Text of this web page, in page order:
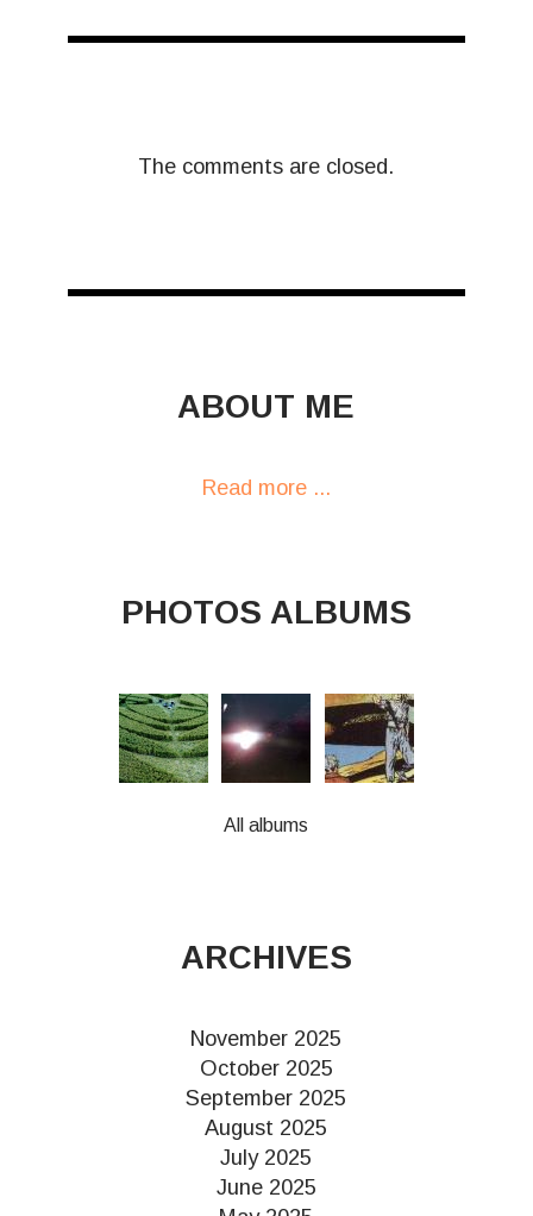
The comments are closed.
ABOUT ME
Read more ...
PHOTOS ALBUMS
All albums
ARCHIVES
November 2025
October 2025
September 2025
August 2025
July 2025
June 2025